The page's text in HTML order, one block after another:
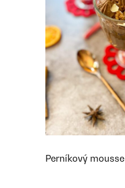
Perníkový mousse